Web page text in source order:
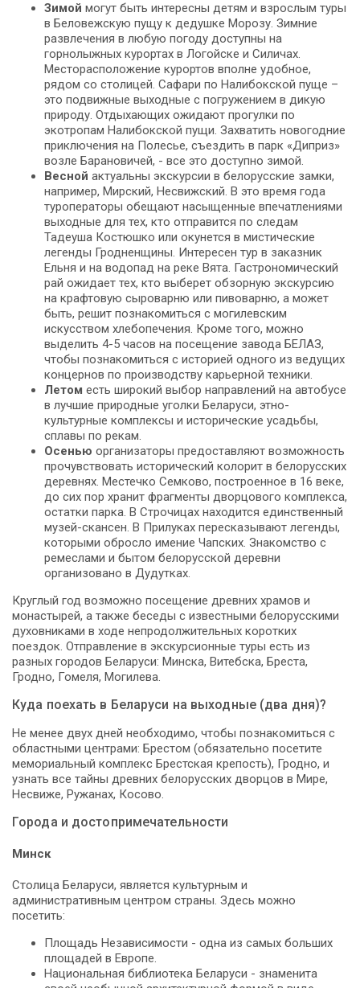
Зимой могут быть интересны детям и взрослым туры
в Беловежскую пущу к дедушке Морозу. Зимние
развлечения в любую погоду доступны на
горнолыжных курортах в Логойске и Силичах.
Месторасположение курортов вполне удобное,
рядом со столицей. Сафари по Налибокской пуще –
это подвижные выходные с погружением в дикую
природу. Отдыхающих ожидают прогулки по
экотропам Налибокской пущи. Захватить новогодние
приключения на Полесье, съездить в парк «Диприз»
возле Барановичей, - все это доступно зимой.
Весной актуальны экскурсии в белорусские замки,
например, Мирский, Несвижский. В это время года
туроператоры обещают насыщенные впечатлениями
выходные для тех, кто отправится по следам
Тадеуша Костюшко или окунется в мистические
легенды Гродненщины. Интересен тур в заказник
Ельня и на водопад на реке Вята. Гастрономический
рай ожидает тех, кто выберет обзорную экскурсию
на крафтовую сыроварню или пивоварню, а может
быть, решит познакомиться с могилевским
искусством хлебопечения. Кроме того, можно
выделить 4-5 часов на посещение завода БЕЛАЗ,
чтобы познакомиться с историей одного из ведущих
концернов по производству карьерной техники.
Летом есть широкий выбор направлений на автобусе
в лучшие природные уголки Беларуси, этно-
культурные комплексы и исторические усадьбы,
сплавы по рекам.
Осенью организаторы предоставляют возможность
прочувствовать исторический колорит в белорусских
деревнях. Местечко Семково, построенное в 16 веке,
до сих пор хранит фрагменты дворцового комплекса,
остатки парка. В Строчицах находится единственный
музей-скансен. В Прилуках пересказывают легенды,
которыми обросло имение Чапских. Знакомство с
ремеслами и бытом белорусской деревни
организовано в Дудутках.
Круглый год возможно посещение древних храмов и
монастырей, а также беседы с известными белорусскими
духовниками в ходе непродолжительных коротких
поездок. Отправление в экскурсионные туры есть из
разных городов Беларуси: Минска, Витебска, Бреста,
Гродно, Гомеля, Могилева.
Куда поехать в Беларуси на выходные (два дня)?
Не менее двух дней необходимо, чтобы познакомиться с
областными центрами: Брестом (обязательно посетите
мемориальный комплекс Брестская крепость), Гродно, и
узнать все тайны древних белорусских дворцов в Мире,
Несвиже, Ружанах, Косово.
Города и достопримечательности
Минск
Столица Беларуси, является культурным и
административным центром страны. Здесь можно
посетить:
Площадь Независимости - одна из самых больших
площадей в Европе.
Национальная библиотека Беларуси - знаменита